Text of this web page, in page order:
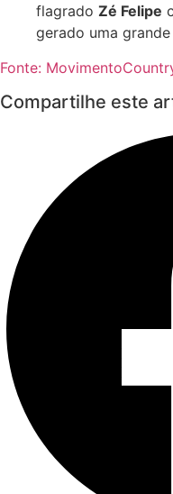
flagrado Zé Felipe
gerado uma
Fonte:
Compartilhe este